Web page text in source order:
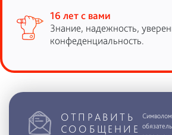
16 лет с вами
Знание, надежность,
конфеденциальность.
ОТПРАВИТЬ
СООБЩЕНИЕ